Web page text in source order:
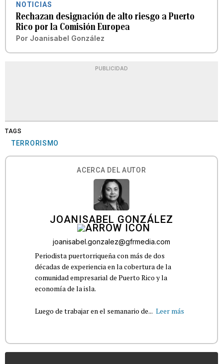
NOTICIAS
Rechazan designación de alto riesgo a Puerto
Rico por la Comisión Europea
Por Joanisabel González
PUBLICIDAD
TAGS
TERRORISMO
ACERCA DEL AUTOR
JOANISABEL GONZÁLEZ
joanisabel.gonzalez@gfrmedia.com
Periodista puertorriqueña con más de dos
décadas de experiencia en la cobertura de la
comunidad empresarial de Puerto Rico y la
economía de la isla.
Luego de trabajar en el semanario de... Leer más